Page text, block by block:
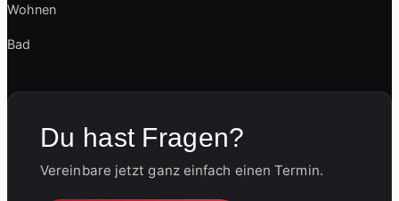
Wohnen
Bad
Du hast Fragen?
Vereinbare jetzt ganz einfach einen Termin.